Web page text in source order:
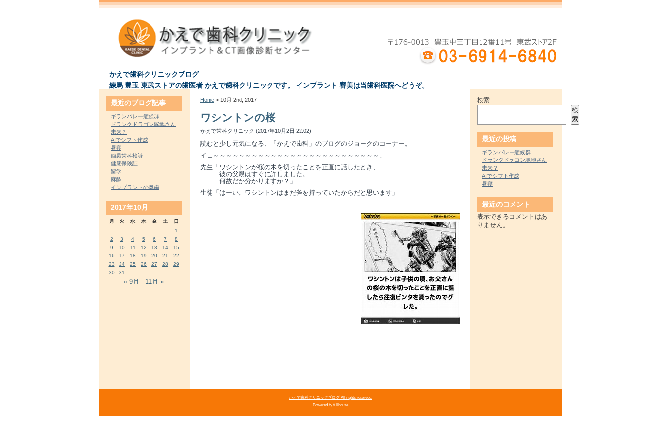
かえで歯科クリニックブログ
練馬 豊玉 東武ストアの歯医者 かえで歯科クリニックです。 インプラント 審美は当歯科医院へどうぞ。
Home > 10月 2nd, 2017
ワシントンの桜
かえで歯科クリニック (2017年10月2日 22:02)
読むと少し元気になる、「かえで歯科」のブログのジョークのコーナー。
イェ～～～～～～～～～～～～～～～～～～～～～～～～～～。
先生「ワシントンが桜の木を切ったことを正直に話したとき、
彼の父親はすぐに許しました。
何故だか分かりますか？」
生徒「はーい。ワシントンはまだ斧を持っていたからだと思います」
最近のブログ記事
ギランバレー症候群
ドランクドラゴン塚地さん
未来？
AIでシフト作成
昼寝
簡易歯科検診
健康保険証
留学
麻酔
インプラントの奥歯
2017年10月
月 火 水 木 金 土
日
1
2
3 4 5 6 7
8
9
10 11 12 13 14
15
16
17 18 19 20 21
22
23
24 25 26 27 28
29
30
31
« 9月 11月 »
検索
検
索
最近の投稿
ギランバレー症候群
ドランクドラゴン塚地さん
未来？
AIでシフト作成
昼寝
最近のコメント
表示できるコメントはあ
りません。
かえで歯科クリニックブログ All rights reserved.
Powered by fullhouse